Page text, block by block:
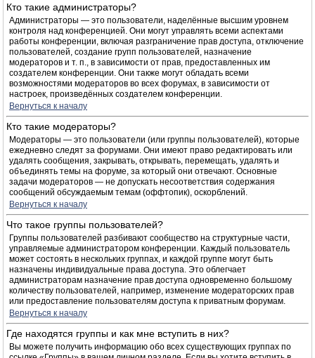
Кто такие администраторы?
Администраторы — это пользователи, наделённые высшим уровнем
контроля над конференцией. Они могут управлять всеми аспектами
работы конференции, включая разграничение прав доступа, отключение
пользователей, создание групп пользователей, назначение
модераторов и т. п., в зависимости от прав, предоставленных им
создателем конференции. Они также могут обладать всеми
возможностями модераторов во всех форумах, в зависимости от
настроек, произведённых создателем конференции.
Вернуться к началу
Кто такие модераторы?
Модераторы — это пользователи (или группы пользователей), которые
ежедневно следят за форумами. Они имеют право редактировать или
удалять сообщения, закрывать, открывать, перемещать, удалять и
объединять темы на форуме, за который они отвечают. Основные
задачи модераторов — не допускать несоответствия содержания
сообщений обсуждаемым темам (оффтопик), оскорблений.
Вернуться к началу
Что такое группы пользователей?
Группы пользователей разбивают сообщество на структурные части,
управляемые администратором конференции. Каждый пользователь
может состоять в нескольких группах, и каждой группе могут быть
назначены индивидуальные права доступа. Это облегчает
администраторам назначение прав доступа одновременно большому
количеству пользователей, например, изменение модераторских прав
или предоставление пользователям доступа к приватным форумам.
Вернуться к началу
Где находятся группы и как мне вступить в них?
Вы можете получить информацию обо всех существующих группах по